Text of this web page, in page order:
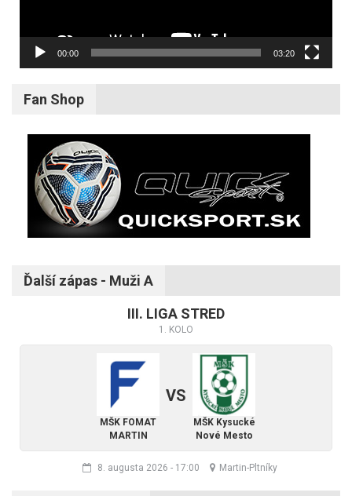
00:00 03:20
Fan Shop
Ďalší zápas - Muži A
III. LIGA STRED
1. KOLO
MŠK FOMAT
MARTIN
VS
MŠK Kysucké
Nové Mesto
8. augusta 2026 - 17:00 Martin-Pltníky